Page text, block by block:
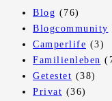
Blog (76)
Blogcommunity
Camperlife (3)
Familienleben
Getestet (38)
Privat (36)